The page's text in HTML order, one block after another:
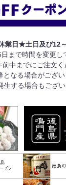
業日★土日及び12
まで時間を変更し
中までにご注文
なる場合がござ
する場合もござ